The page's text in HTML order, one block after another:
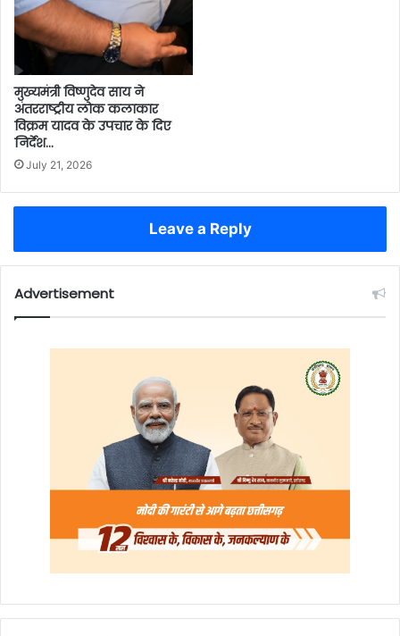
मुख्यमंत्री विष्णुदेव साय ने
अंतरराष्ट्रीय लोक कलाकार
विक्रम यादव के उपचार के दिए
निर्देश…
July 21, 2026
Leave a Reply
Advertisement